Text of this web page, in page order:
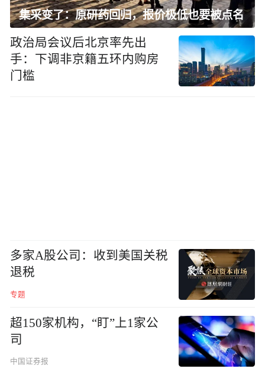
集采变了：原研药回归，报价极低也要被点名
政治局会议后北京率先出
手：下调非京籍五环内购房
门槛
多家A股公司：收到美国关税
退税
专题
超150家机构，“盯”上1家公
司
中国证券报